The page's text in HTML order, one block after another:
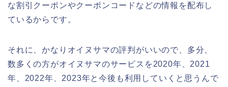
な割引クーポンやクーポンコードなどの情報を配布し
ているからです。
それに、かなりオイヌサマの評判がいいので、多分、
数多くの方がオイヌサマのサービスを2020年、2021
年、2022年、2023年と今後も利用していくと思うんで